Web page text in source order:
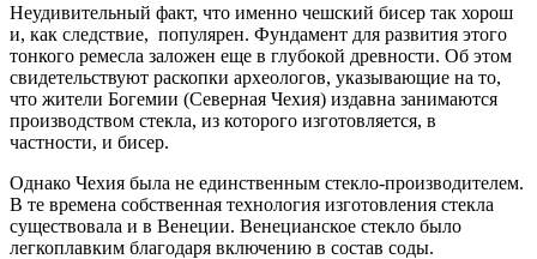
Неудивительный факт, что именно чешский бисер так хорош
и, как следствие, популярен. Фундамент для развития этого
тонкого ремесла заложен еще в глубокой древности. Об этом
свидетельствуют раскопки археологов, указывающие на то,
что жители Богемии (Северная Чехия) издавна занимаются
производством стекла, из которого изготовляется, в
частности, и бисер.
Однако Чехия была не единственным стекло-производителем.
В те времена собственная технология изготовления стекла
существовала и в Венеции. Венецианское стекло было
легкоплавким благодаря включению в состав соды.